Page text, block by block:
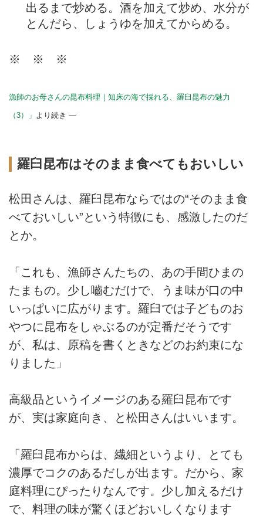
出るまで炒める。酒を加えて炒め、水分が
とんだら、しょうゆを加えてからめる。
※ ※ ※
漁師のお母さんの昆布料理｜知床の海で採れる、羅臼昆布の魅力
（3）」 より続き —
羅臼昆布はそのまま食べてもおいしい
松田さんは、羅臼昆布ならではの“そのまま食
べておいしい”という特徴にも、感激したのだ
とか。
「これも、漁師さんたちの、あの手間ひまの
たまもの。少し嚙むだけで、うま味が口の中
いっぱいに広がります。羅臼では子どものお
やつに昆布をしゃぶるのが定番だそうです
が、私は、原稿を書くときなどのお約束にな
りました」
高級品というイメージのある羅臼昆布です
が、実は家庭向き、と松田さんはいいます。
「羅臼昆布からは、繊細というより、とても
濃厚でコクのあるだしが出ます。だから、家
庭料理にぴったりなんです。少し加えるだけ
で、料理の味が驚くほどおいしくなります